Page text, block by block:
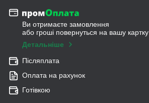
Ви отримаєте замовлення
або гроші повернуться на вашу картку
Детальніше
Післяплата
Оплата на рахунок
Готівкою